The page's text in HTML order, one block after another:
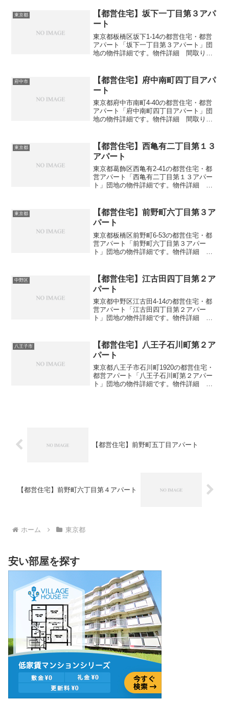
東京都
【都営住宅】坂下一丁目第３アパ
ート
東京都板橋区坂下1-14の都営住宅・都営
アパート「坂下一丁目第３アパート」団
地の物件詳細です。物件詳細 間取り・
3DK広さ・面積42㎡建設年度築年数1973
交通・アク...
府中市
【都営住宅】府中南町四丁目アパ
ート
東京都府中市南町4-40の都営住宅・都営
アパート「府中南町四丁目アパート」団
地の物件詳細です。物件詳細 間取り・
1DK-3DK広さ・面積32-57㎡建設年度築年
数20...
東京都
【都営住宅】西亀有二丁目第１３
アパート
東京都葛飾区西亀有2-41の都営住宅・都
営アパート「西亀有二丁目第１３アパー
ト」団地の物件詳細です。物件詳細 間
2-41間取り3DK広さ・面積55-61㎡建設年
度築年数...
東京都
【都営住宅】前野町六丁目第３ア
パート
東京都板橋区前野町6-53の都営住宅・都
営アパート「前野町六丁目第３アパー
ト」団地の物件詳細です。物件詳細 間
53間取り3DK広さ・面積55-61㎡建設年度
築年数19...
中野区
【都営住宅】江古田四丁目第２ア
パート
東京都中野区江古田4-14の都営住宅・都
営アパート「江古田四丁目第２アパー
ト」団地の物件詳細です。物件詳細 間
14間取り3DK広さ・面積55-61㎡建設年度
築年数19...
八王子市
【都営住宅】八王子石川町第２ア
パート
東京都八王子市石川町1920の都営住宅・
都営アパート「八王子石川町第２アパー
ト」団地の物件詳細です。物件詳細 間
【都営住宅】前野町五丁目アパート
【都営住宅】前野町六丁目第４アパート
ホーム 東京都
安い部屋を探す